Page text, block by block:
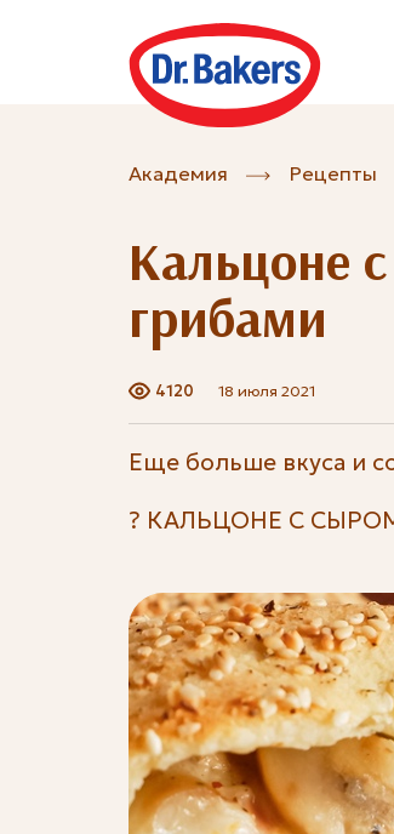
Академия Рецепты
Кальцоне
грибами
4120 18 июля 2021
Еще больше вкуса и
? КАЛЬЦОНЕ С